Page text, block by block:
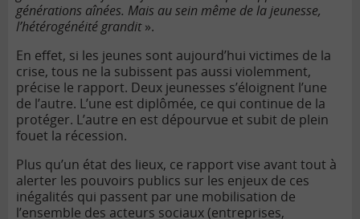
générations aînées. Mais au sein même de la jeunesse,
l’hétérogénéité grandit».
En effet, si les jeunes sont aujourd’hui victimes de la
crise, tous ne la subissent pas aussi violemment,
précise le rapport. Deux jeunesses s’éloignent l’une
de l’autre. L’une est diplômée, ce qui continue de la
protéger. L’autre en est dépourvue et subit de plein
fouet la récession.
Plus qu’un état des lieux, ce rapport vise avant tout à
alerter les pouvoirs publics sur les enjeux de ces
inégalités qui passent par une mobilisation de
l’ensemble des acteurs sociaux (entreprises,